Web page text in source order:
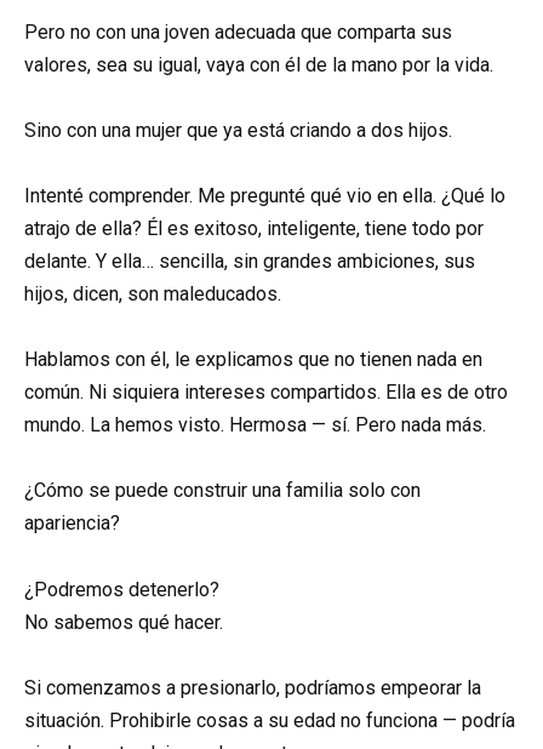
Pero no con una joven adecuada que comparta sus
valores, sea su igual, vaya con él de la mano por la vida.
Sino con una mujer que ya está criando a dos hijos.
Intenté comprender. Me pregunté qué vio en ella. ¿Qué lo
atrajo de ella? Él es exitoso, inteligente, tiene todo por
delante. Y ella… sencilla, sin grandes ambiciones, sus
hijos, dicen, son maleducados.
Hablamos con él, le explicamos que no tienen nada en
común. Ni siquiera intereses compartidos. Ella es de otro
mundo. La hemos visto. Hermosa — sí. Pero nada más.
¿Cómo se puede construir una familia solo con
apariencia?
¿Podremos detenerlo?
No sabemos qué hacer.
Si comenzamos a presionarlo, podríamos empeorar la
situación. Prohibirle cosas a su edad no funciona — podría